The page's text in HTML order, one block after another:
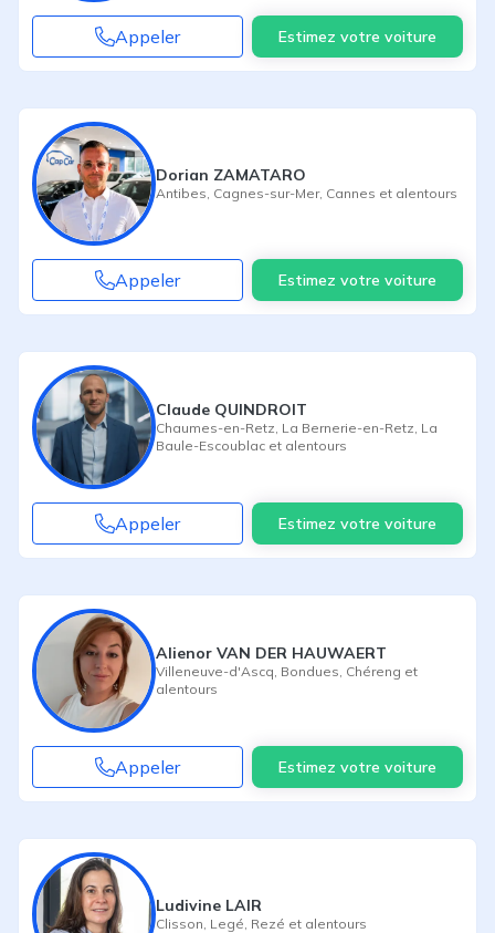
Appeler Estimez votre voiture
Dorian ZAMATARO
Antibes Cagnes-sur-Mer, Cannes et alentours
Appeler Estimez votre voiture
Claude QUINDROIT
Chaumes-en-Retz La Bernerie-en-Retz La
Baule-Escoublac et alentours
Appeler Estimez votre voiture
Alienor VAN DER HAUWAERT
Villeneuve-d'Ascq Bondues Chéreng et
alentours
Appeler Estimez votre voiture
Ludivine LAIR
Clisson Legé Rezé et alentours